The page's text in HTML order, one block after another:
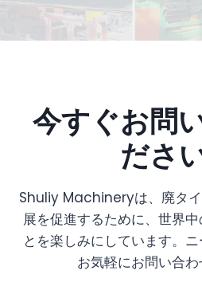
今すぐお問
ださ
Shuliy Machineryは、廃タ
展を促進するために、世界
とを楽しみにしています。ニ
お気軽にお問い合わ